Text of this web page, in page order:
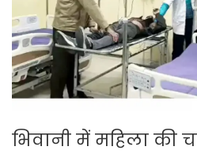
भिवानी में महिला की